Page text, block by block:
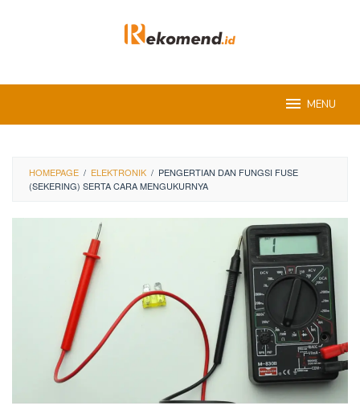
MENU
HOMEPAGE / ELEKTRONIK / PENGERTIAN DAN FUNGSI FUSE
(SEKERING) SERTA CARA MENGUKURNYA